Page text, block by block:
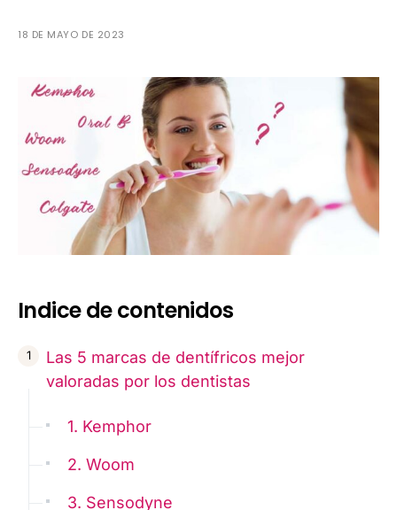
18 DE MAYO DE 2023
Indice de contenidos
Las 5 marcas de dentífricos mejor
valoradas por los dentistas
1. Kemphor
2. Woom
3. Sensodyne